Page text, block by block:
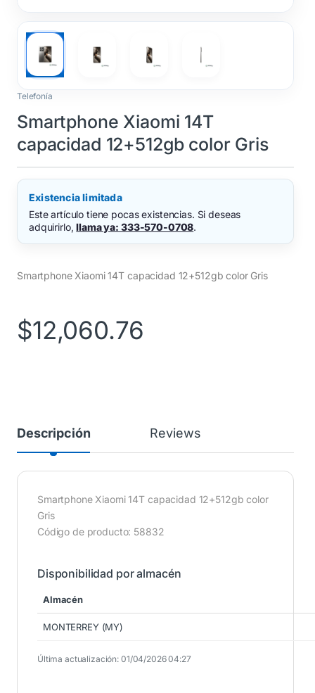
Telefonía
Smartphone Xiaomi 14T
capacidad 12+512gb color Gris
Existencia limitada
Este artículo tiene pocas existencias. Si deseas
adquirirlo,llama ya: 333-570-0708.
Smartphone Xiaomi 14T capacidad 12+512gb color Gris
$12,060.76
Descripción Reviews
Smartphone Xiaomi 14T capacidad 12+512gb color
Gris
Código de producto: 58832
Disponibilidad por almacén
Almacén
MONTERREY (MY)
Última actualización: 01/04/2026 04:27